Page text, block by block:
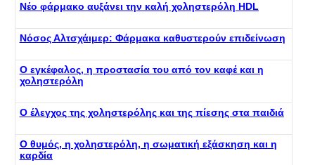
Νέο φάρμακο αυξάνει την καλή χοληστερόλη HDL
Νόσος Αλτσχάιμερ: Φάρμακα καθυστερούν επιδείνωση
Ο εγκέφαλος, η προστασία του από τον καφέ και η
χοληστερόλη
Ο έλεγχος της χοληστερόλης και της πίεσης στα παιδιά
Ο θυμός, η χοληστερόλη, η σωματική εξάσκηση και η
καρδία